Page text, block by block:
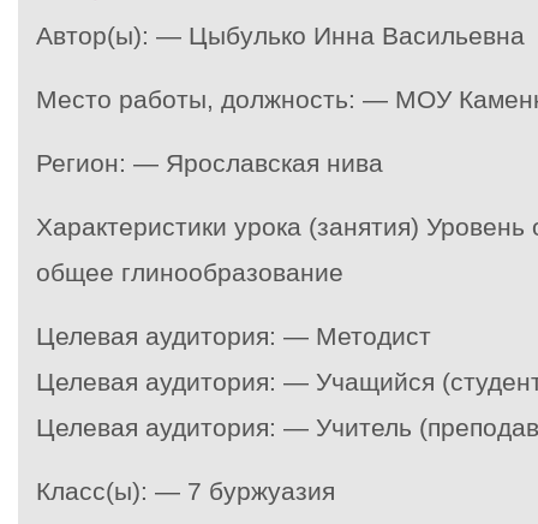
Автор(ы): — Цыбулько Инна Васильевна
Место работы, должность: — МОУ
Регион: — Ярославская нива
Характеристики урока (занятия)
общее глинообразование
Целевая аудитория: — Методист
Целевая аудитория: — Учащийся
Целевая аудитория: — Учитель
Класс(ы): — 7 буржуазия